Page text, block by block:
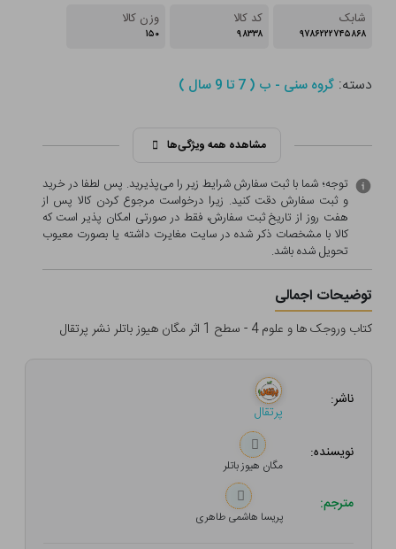
شابک
۹۷۸۶۲۲۲۷۴۵۸۶۸
کد کالا
۹۸۳۳۸
وزن کالا
۱۵۰
دسته:گروه سنی - ب ( 7 تا 9 سال )
مشاهده همه ویژگی‌ها
توجه؛ شما با ثبت سفارش شرایط زیر را می‌پذیرید. پس لطفا در خرید
و ثبت سفارش دقت کنید. زیرا درخواست مرجوع کردن کالا پس از
هفت روز از تاریخ ثبت سفارش، فقط در صورتی امکان پذیر است که
کالا با مشخصات ذکر شده در سایت مغایرت داشته یا بصورت معيوب
تحویل شده باشد.
توضیحات اجمالی
کتاب وروجک ها و علوم 4 - سطح 1 اثر مگان هیوز باتلر نشر پرتقال
ناشر:
پرتقال
نویسنده:
مگان هیوز باتلر
مترجم:
پریسا هاشمی طاهری